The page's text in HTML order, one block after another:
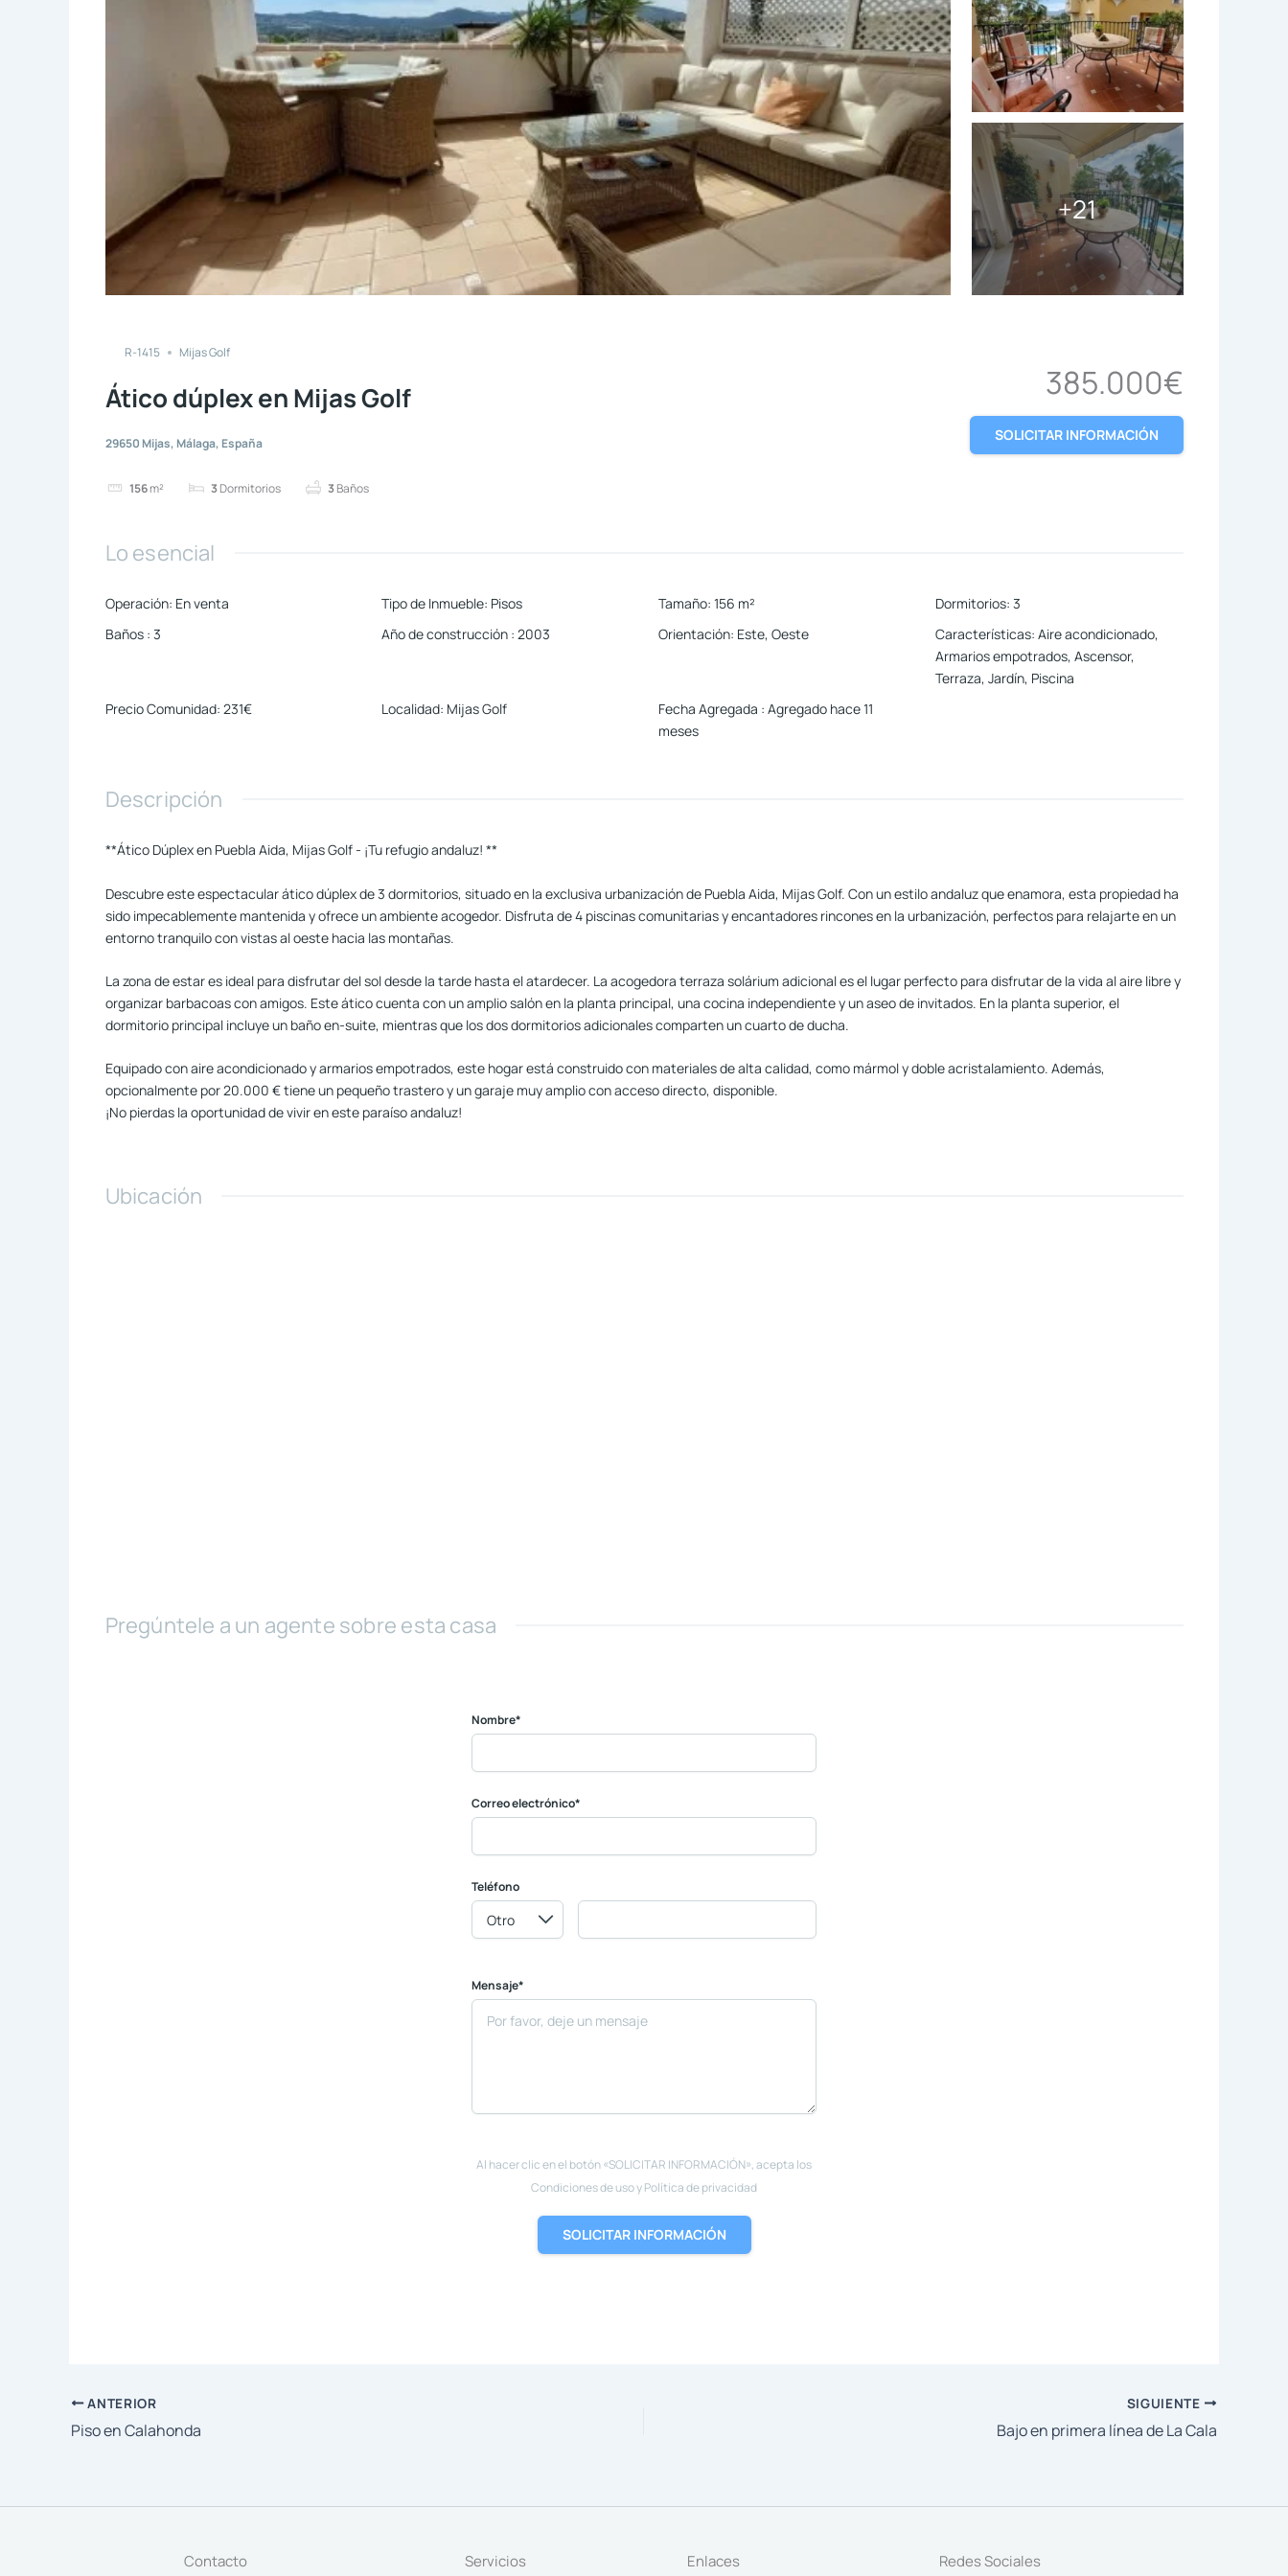
+21
R-1415 Mijas Golf
Ático dúplex en Mijas Golf
29650 Mijas, Málaga, España
156 m² 3 Dormitorios 3 Baños
385.000€
SOLICITAR INFORMACIÓN
Lo esencial
Operación: En venta Tipo de Inmueble: Pisos Tamaño: 156 m² Dormitorios: 3
Baños : 3 Año de construcción : 2003 Orientación: Este, Oeste Características: Aire acondicionado,
Armarios empotrados, Ascensor,
Terraza, Jardín, Piscina
Precio Comunidad: 231€ Localidad: Mijas Golf Fecha Agregada : Agregado hace 11
meses
Descripción
**Ático Dúplex en Puebla Aida, Mijas Golf - ¡Tu refugio andaluz! **
Descubre este espectacular ático dúplex de 3 dormitorios, situado en la exclusiva urbanización de Puebla Aida, Mijas Golf. Con un estilo andaluz que enamora, esta propiedad ha
sido impecablemente mantenida y ofrece un ambiente acogedor. Disfruta de 4 piscinas comunitarias y encantadores rincones en la urbanización, perfectos para relajarte en un
entorno tranquilo con vistas al oeste hacia las montañas.
La zona de estar es ideal para disfrutar del sol desde la tarde hasta el atardecer. La acogedora terraza solárium adicional es el lugar perfecto para disfrutar de la vida al aire libre y
organizar barbacoas con amigos. Este ático cuenta con un amplio salón en la planta principal, una cocina independiente y un aseo de invitados. En la planta superior, el
dormitorio principal incluye un baño en-suite, mientras que los dos dormitorios adicionales comparten un cuarto de ducha.
Equipado con aire acondicionado y armarios empotrados, este hogar está construido con materiales de alta calidad, como mármol y doble acristalamiento. Además,
opcionalmente por 20.000 € tiene un pequeño trastero y un garaje muy amplio con acceso directo, disponible.
¡No pierdas la oportunidad de vivir en este paraíso andaluz!
Ubicación
Pregúntele a un agente sobre esta casa
Nombre*
Correo electrónico*
Teléfono
Mensaje*
Al hacer clic en el botón «SOLICITAR INFORMACIÓN», acepta los
Condiciones de uso y Política de privacidad
SOLICITAR INFORMACIÓN
ANTERIOR
Piso en Calahonda
SIGUIENTE
Bajo en primera línea de La Cala
Contacto Servicios Enlaces Redes Sociales